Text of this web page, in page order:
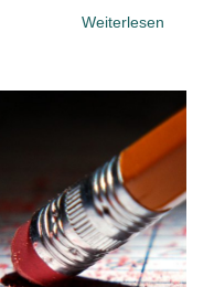
Weiterlesen